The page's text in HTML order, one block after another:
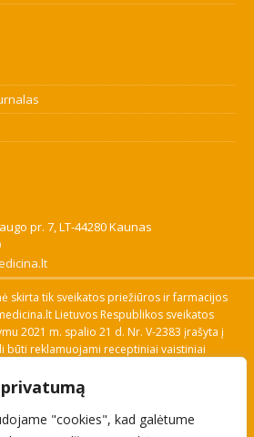
"cookies", kad galėtume
pr. 7, LT-44280 Kaunas
skirta tik sveikatos priežiūros ir farmacijos
Lietuvos Respublikos sveikatos
2021 m. spalio 21 d. Nr. V-2383 įrašyta į
būti reklamuojami receptiniai vaistiniai
Naudingos nuorodos: Vaistų ir medicinos
paieška, VVKT tinklalapis, Sveikatos
specialisto pranešimo apie įtariamą